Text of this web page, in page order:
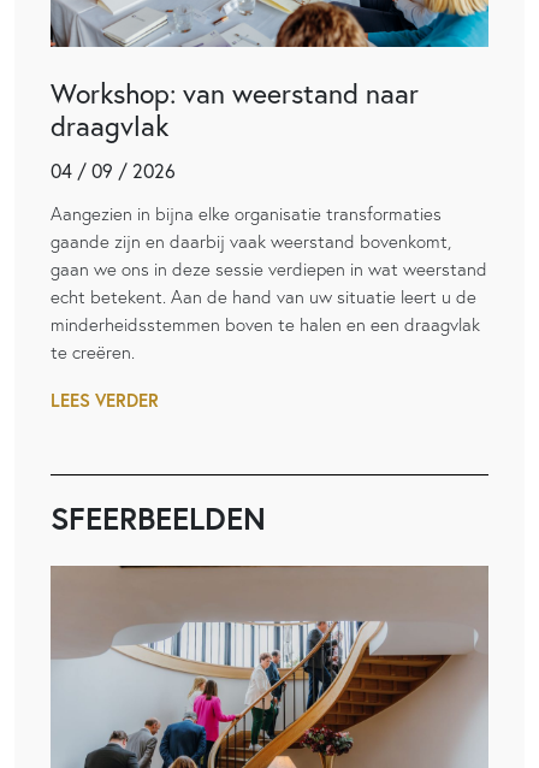
Workshop: van weerstand naar
draagvlak
04 / 09 / 2026
Aangezien in bijna elke organisatie transformaties
gaande zijn en daarbij vaak weerstand bovenkomt,
gaan we ons in deze sessie verdiepen in wat weerstand
echt betekent. Aan de hand van uw situatie leert u de
minderheidsstemmen boven te halen en een draagvlak
te creëren.
LEES VERDER
SFEERBEELDEN